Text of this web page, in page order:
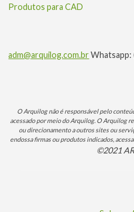
Produtos para CAD
adm@arquilog.com.brWhatsapp:
O Arquilog não é responsável pelo
acessado por meio do Arquilog. O Arquilog
ou direcionamento a outros sites ou
endossa firmas ou produtos indicados,
©2021